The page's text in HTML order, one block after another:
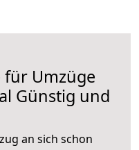
Umzüge
Günstig und
an sich schon